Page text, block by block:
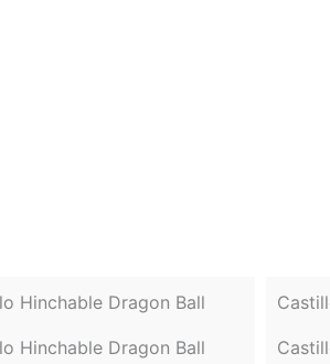
Hinchable Dragon Ball
Hinchable Dragon Ball